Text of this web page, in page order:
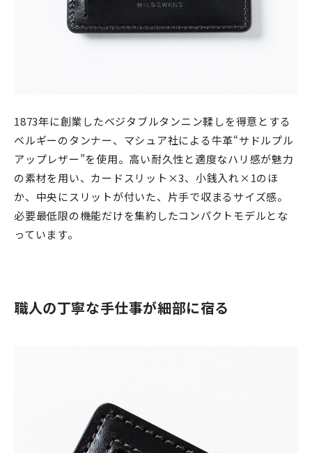
1873年に創業したベジタブルタンニン鞣しを得意とする
ベルギーのタンナー、 マシュア社による牛革“サドルプル
アップレザー”を使用。高い耐久性と適度なハリ感が魅力
の素材を用い、カードスリット×3、小銭入れ×1のほ
か、中央にスリットが付いた、片手で収まるサイズ感。
必要最低限の機能だけを集約したコンパクトモデルとな
っています。
職人の丁寧な手仕事が細部に宿る